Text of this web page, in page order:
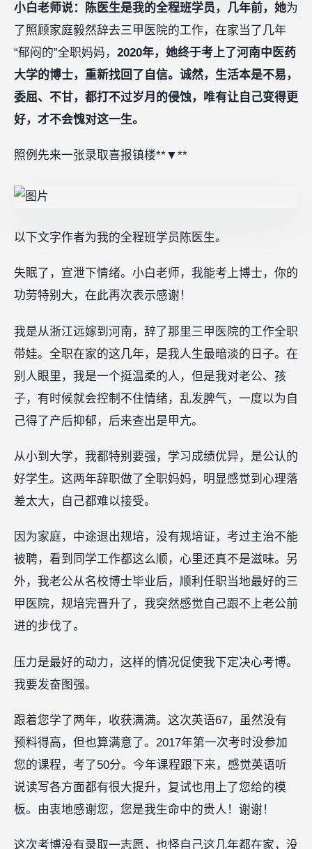
小白老师说：陈医生是我的全程班学员，几年前，她为
了照顾家庭毅然辞去三甲医院的工作，在家当了几年
“郁闷的”全职妈妈， 2020年，她终于考上了河南中医药
大学的博士，重新找回了自信。诚然，生活本是不易，
委屈、不甘，都打不过岁月的侵蚀，唯有让自己变得更
好，才不会愧对这一生。
照例先来一张录取喜报镇楼**▼**
以下文字作者为我的全程班学员陈医生。
失眠了，宣泄下情绪。小白老师，我能考上博士，你的
功劳特别大，在此再次表示感谢！
我是从浙江远嫁到河南，辞了那里三甲医院的工作全职
带娃。全职在家的这几年，是我人生最暗淡的日子。在
别人眼里，我是一个挺温柔的人，但是我对老公、孩
子，有时候就会控制不住情绪，乱发脾气，一度以为自
己得了产后抑郁，后来查出是甲亢。
从小到大学，我都特别要强，学习成绩优异，是公认的
好学生。这两年辞职做了全职妈妈，明显感觉到心理落
差太大，自己都难以接受。
因为家庭，中途退出规培，没有规培证，考过主治不能
被聘，看到同学工作都这么顺，心里还真不是滋味。另
外，我老公从名校博士毕业后，顺利任职当地最好的三
甲医院，规培完晋升了，我突然感觉自己跟不上老公前
进的步伐了。
压力是最好的动力，这样的情况促使我下定决心考博。
我要发奋图强。
跟着您学了两年，收获满满。这次英语67，虽然没有
预料得高，但也算满意了。2017年第一次考时没参加
您的课程，考了50分。今年课程跟下来，感觉英语听
说读写各方面都有很大提升，复试也用上了您给的模
板。由衷地感谢您，您是我生命中的贵人！谢谢！
这次考博没有录取一志愿，也怪自己这几年都在家，没